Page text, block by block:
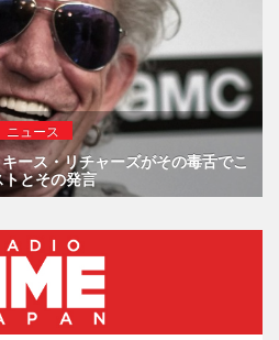
ニュース
ース・リチャーズがその毒舌でこ
とその発言